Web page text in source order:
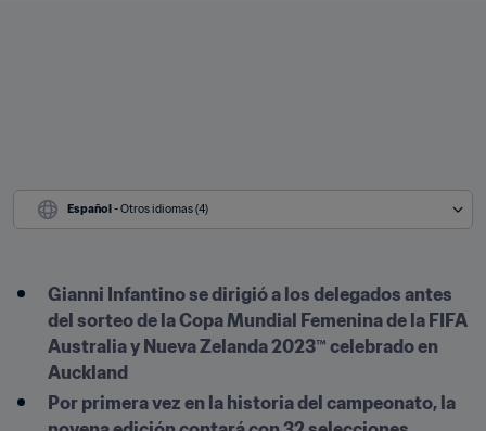
Español - Otros idiomas (4)
Gianni Infantino se dirigió a los delegados antes
del sorteo de la Copa Mundial Femenina de la FIFA
Australia y Nueva Zelanda 2023™ celebrado en
Auckland
Por primera vez en la historia del campeonato, la